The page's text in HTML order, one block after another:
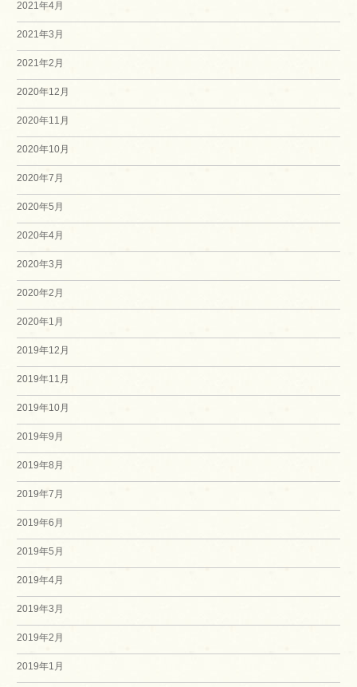
2021年4月
2021年3月
2021年2月
2020年12月
2020年11月
2020年10月
2020年7月
2020年5月
2020年4月
2020年3月
2020年2月
2020年1月
2019年12月
2019年11月
2019年10月
2019年9月
2019年8月
2019年7月
2019年6月
2019年5月
2019年4月
2019年3月
2019年2月
2019年1月